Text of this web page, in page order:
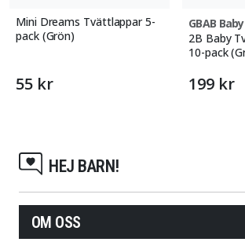
Mini Dreams Tvättlappar 5-
pack (Grön)
55 kr
GBAB
2B Baby
10-pack
199 kr
HEJ BARN!
OM OSS